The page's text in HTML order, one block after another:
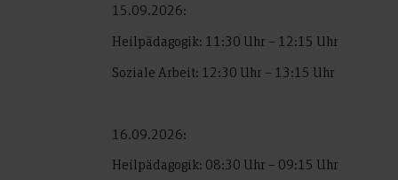
15.09.2026:
Heilpädagogik: 11:30 Uhr – 12:15 Uhr
Soziale Arbeit: 12:30 Uhr – 13:15 Uhr
16.09.2026:
Heilpädagogik: 08:30 Uhr – 09:15 Uhr